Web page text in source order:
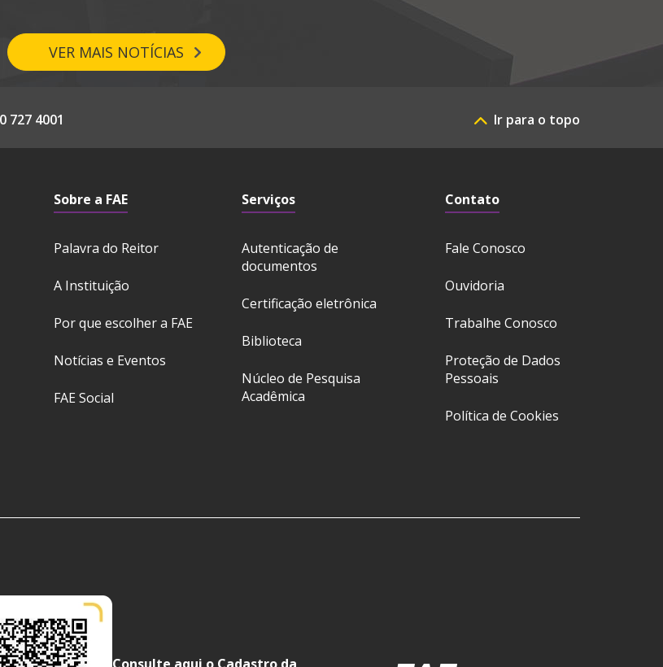
VER MAIS NOTÍCIAS
727 4001 Ir para o topo
Sobre a FAE
Palavra do Reitor
A Instituição
Por que escolher a FAE
Notícias e Eventos
FAE Social
Serviços
Autenticação de
documentos
Certificação eletrônica
Biblioteca
Núcleo de Pesquisa
Acadêmica
Contato
Fale Conosco
Ouvidoria
Trabalhe Conosco
Proteção de Dados
Pessoais
Política de Cookies